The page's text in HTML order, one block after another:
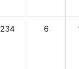
234 6